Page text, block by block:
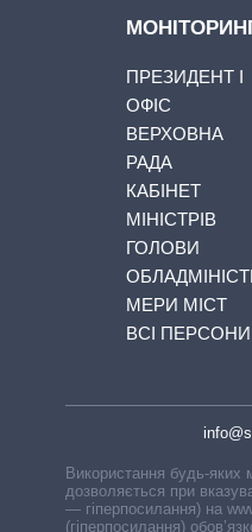
ПРЕЗИДЕНТ І
ОФІС
ВЕРХОВНА
РАДА
КАБІНЕТ
МІНІСТРІВ
ГОЛОВИ
МЕРИ МІСТ
ВСІ ПЕРСОНИ
Використання будь-яких
дозволяється при
— гіперпосилання) на
(гіперпосилання)